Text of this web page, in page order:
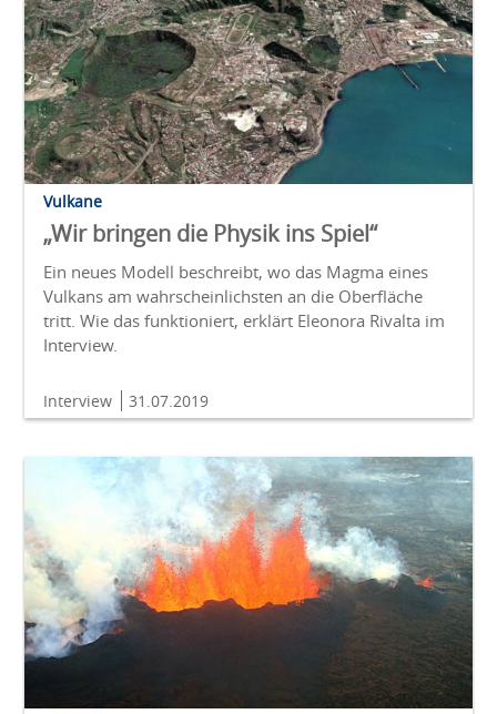
Vulkane
„Wir bringen die Physik ins Spiel“
Ein neues Modell beschreibt, wo das Magma eines
Vulkans am wahrscheinlichsten an die Oberfläche
tritt. Wie das funktioniert, erklärt Eleonora Rivalta im
Interview.
Interview 31.07.2019